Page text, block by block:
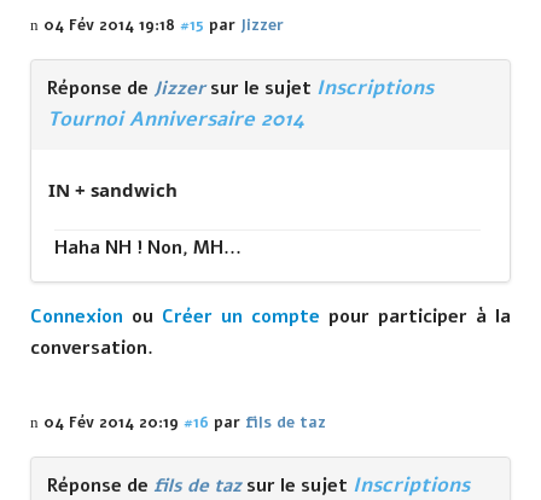
04 Fév 2014 19:18 #15 par Jizzer
Réponse de Jizzersur le sujet Inscriptions
Tournoi Anniversaire 2014
IN + sandwich
Haha NH ! Non, MH...
Connexion ou Créer un compte pour participer à la
conversation.
04 Fév 2014 20:19 #16 par fils de taz
Réponse de fils de tazsur le sujet Inscriptions